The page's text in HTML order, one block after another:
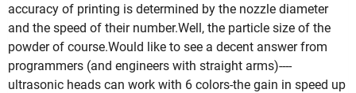
accuracy of printing is determined by the nozzle diameter
and the speed of their number.Well, the particle size of the
powder of course.Would like to see a decent answer from
programmers (and engineers with straight arms)----
ultrasonic heads can work with 6 colors-the gain in speed up